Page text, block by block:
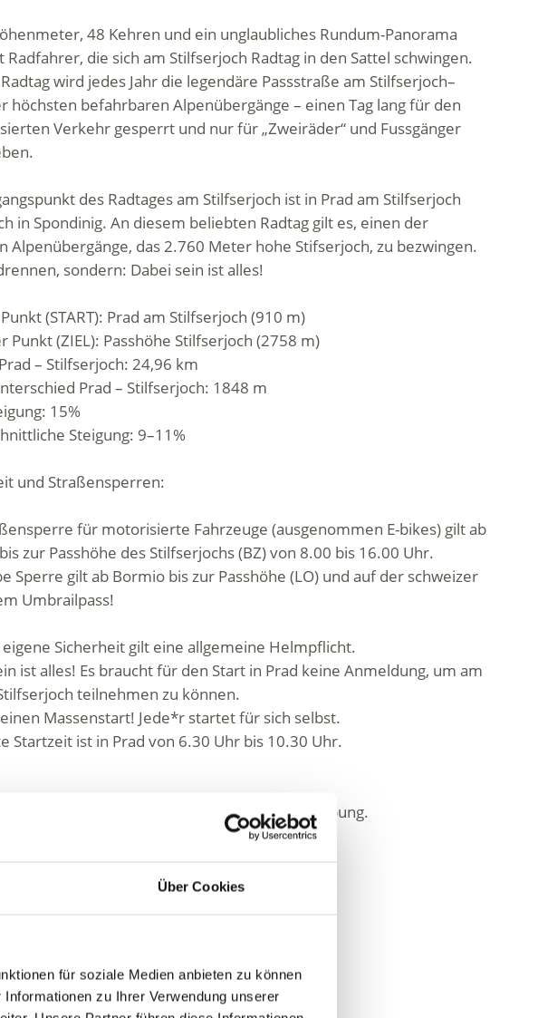
Über Cookies
für soziale Medien anbieten zu können
zu Ihrer Verwendung unserer
48 Kehren und ein unglaubliches Rundum-Panorama
die sich am Stilfserjoch Radtag in den Sattel schwingen.
wird jedes Jahr die legendäre Passstraße am Stilfserjoch–
höchsten befahrbaren Alpenübergänge – einen Tag lang für den
Verkehr gesperrt und nur für „Zweiräder“ und Fussgänger
des Radtages am Stilfserjoch ist in Prad am Stilfserjoch
in Spondinig. An diesem beliebten Radtag gilt es, einen der
Alpenübergänge, das 2.760 Meter hohe Stifserjoch, zu bezwingen.
sondern: Dabei sein ist alles!
(START): Prad am Stilfserjoch (910 m)
Punkt (ZIEL): Passhöhe Stilfserjoch (2758 m)
– Stilfserjoch: 24,96 km
Prad – Stilfserjoch: 1848 m
15%
Steigung: 9–11%
und Straßensperren:
für motorisierte Fahrzeuge (ausgenommen E-bikes) gilt ab
zur Passhöhe des Stilfserjochs (BZ) von 8.00 bis 16.00 Uhr.
Sperre gilt ab Bormio bis zur Passhöhe (LO) und auf der schweizer
Umbrailpass!
Sicherheit gilt eine allgemeine Helmpflicht.
ist alles! Es braucht für den Start in Prad keine Anmeldung, um am
teilnehmen zu können.
Massenstart! Jede*r startet für sich selbst.
Startzeit ist in Prad von 6.30 Uhr bis 10.30 Uhr.
Parkplatzmöglichkeiten in Prad und Umgebung.
Prad am Stilfserjoch